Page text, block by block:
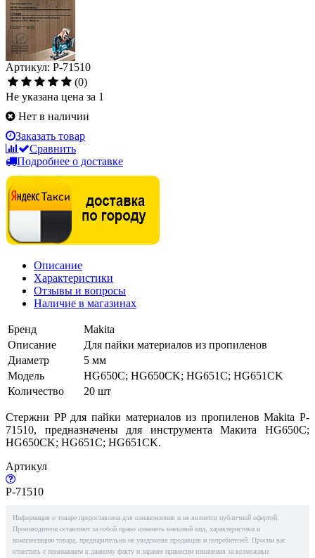
Артикул: P-71510
(0)
Не указана цена за 1
Нет в наличии
Заказать товар
Сравнить
Подробнее о доставке
Описание
Характеристики
Отзывы и вопросы
Наличие в магазинах
Бренд
Makita
Описание
Для пайки материалов из пропиленов
Диаметр
5 мм
Модель
HG650C; HG650CK; HG651C; HG651CK
Количество
20 шт
Стержни PP для пайки материалов из пропиленов Makita P-
71510, предназначены для инструмента Макита HG650C;
HG650CK; HG651C; HG651CK.
Артикул
P-71510
Информация о товаре предоставлена для ознакомления и не является публичной офертой.
Производители оставляют за собой право изменять внешний вид, характеристики и
комплектацию товара, предварительно не уведомляя продавцов и потребителей. Просим вас
отнестись с пониманием к данному факту и заранее приносим извинения за возможные